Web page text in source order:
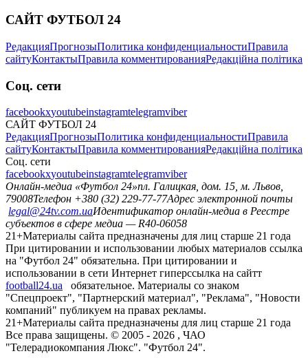
САЙТ ФУТБОЛ 24
РедакцияПрогнозыПолитика конфиденциальностиПравила
сайтуКонтактыПравила комментированияРедакційна політика
Соц. сети
facebookxyoutubeinstagramtelegramviber
САЙТ ФУТБОЛ 24
РедакцияПрогнозыПолитика конфиденциальностиПравила
сайтуКонтактыПравила комментированияРедакційна політика
Соц. сети
facebookxyoutubeinstagramtelegramviber
Онлайн-медиа «Футбол 24»пл. Галицкая, дом. 15, м. Львов,
79008Телефон +380 (32) 229-77-77Адрес электронной почты
legal@24tv.com.uaИдентификатор онлайн-медиа в Реестре
субъектов в сфере медиа — R40-06058
21+Материалы сайта предназначены для лиц старше 21 года
При цитировании и использовании любых материалов ссылка
на "Футбол 24" обязательна. При цитировании и
использовании в сети Интернет гиперссылка на сайтт
football24.ua
обязательное. Материалы со знаком
"Спецпроект", "Партнерский материал", "Реклама", "Новости
компаний" публикуем на правах рекламы.
21+Материалы сайта предназначены для лиц старше 21 года
Все права защищены. © 2005 - 2026 , ЧАО
"Телерадиокомпания Люкс". "Футбол 24".